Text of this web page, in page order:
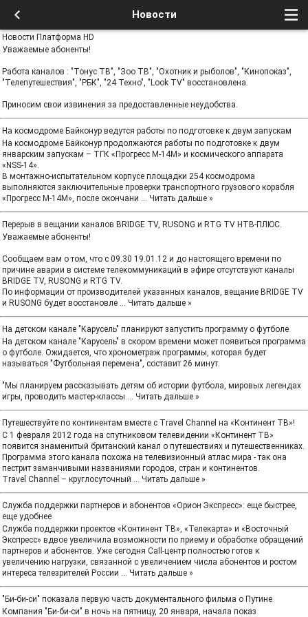
Новости
Новости Платформа HD
Уважаемые абоненты!
Работа каналов : "Тонус ТВ", "Зоо ТВ", "Охотник и рыболов", "Кинопоказ",
"Телепутешествия", "РБК", "24 Техно", "Look TV" восстановлена.
Приносим свои извинения за предоставленные неудобства.
На космодроме Байконур ведутся работы по подготовке к двум запускам
На космодроме Байконур продолжаются работы по подготовке к двум
январским запускам – ТГК «Прогресс М-14М» и космического аппарата
«NSS-14».
В монтажно-испытательном корпусе площадки 254 космодрома
выполняются заключительные проверки транспортного грузового корабля
«Прогресс М-14М», после окончани ... Читать дальше »
Перерыв в вещании каналов BRIDGE TV, RUSONG и RTG TV НТВ-ПЛЮС.
Уважаемые абоненты!
Сообщаем вам о том, что с 09.30 19.01.12 и до настоящего времени по
причине аварии в системе телекоммуникаций в эфире отсутствуют каналы
BRIDGE TV, RUSONG и RTG TV.
По информации от производителей указанных каналов, вещание BRIDGE TV
и RUSONG будет восстановле ... Читать дальше »
На детском канале "Карусель" планируют запустить программу о футболе
На детском канале "Карусель" в скором времени может появиться программа
о футболе. Ожидается, что хронометраж программы, которая будет
называться "Футбольная перемена", составит 26 минут.
"Мы планируем рассказывать детям об истории футбола, мировых легендах
игры, проводить мастер-классы ... Читать дальше »
Путешествуйте по континентам вместе с Travel Channel на «Континент ТВ»!
С 1 февраля 2012 года на спутниковом телевидении «Континент ТВ»
появится знаменитый британский канал о путешествиях и путешественниках.
Программа этого канала похожа на телевизионный атлас мира - так она
пестрит заманчивыми названиями городов, стран и континентов.
Travel Channel – круглосуточный ... Читать дальше »
Служба поддержки партнеров и абонентов «Орион Экспресс»: еще быстрее,
еще удобнее
Служба поддержки проектов «Континент ТВ», «Телекарта» и «Восточный
Экспресс» вдвое увеличила возможности по приему и обработке обращений
партнеров и абонентов. Уже сегодня Call-центр полностью готов к
увеличению нагрузки, связанной с увеличением числа абонентов и ростом
интереса телезрителей России ... Читать дальше »
"Би-би-си" показала первую часть документального фильма о Путине
Компания "Би-би-си" в ночь на пятницу, 20 января, начала показ